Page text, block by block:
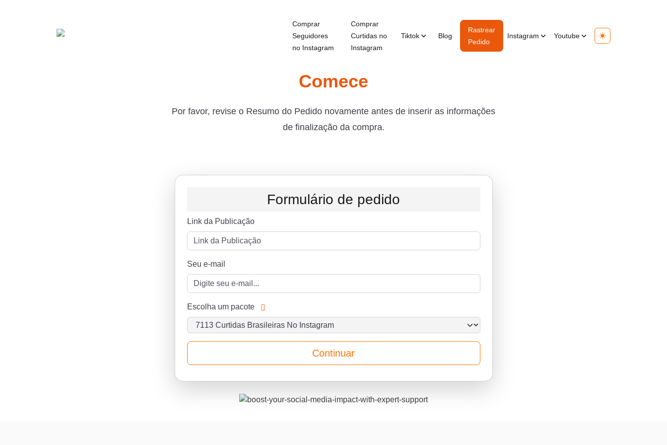
Toggle theme
Comprar
Seguidores
no Instagram
Comprar
Curtidas no
Instagram
Tiktok Blog
Rastrear
Pedido
Instagram Youtube
Comece
Por favor, revise o Resumo do Pedido novamente antes de inserir as informações
de finalização da compra.
Formulário de pedido
Link da Publicação
Seu e-mail
Escolha um pacote
Continuar